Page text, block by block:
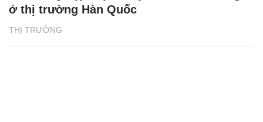
THỊ TRƯỜNG
ở thị trường Hàn Quốc